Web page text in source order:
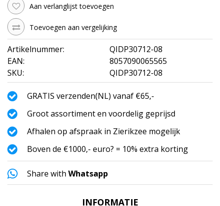
Aan verlanglijst toevoegen
Toevoegen aan vergelijking
Artikelnummer:
QIDP30712-08
EAN:
8057090065565
SKU:
QIDP30712-08
GRATIS verzenden(NL) vanaf €65,-
Groot assortiment en voordelig geprijsd
Afhalen op afspraak in Zierikzee mogelijk
Boven de €1000,- euro? = 10% extra korting
Share with Whatsapp
INFORMATIE